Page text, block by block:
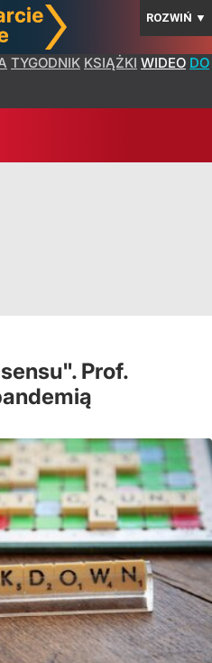
ROZWIŃ ▼
TYGODNIK KSIĄŻKI WIDEO DO
Prof.